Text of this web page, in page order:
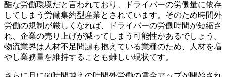
酷な労働環境だと言われており、ドライバーの労働量に依存
してしまう労働集約型産業とされています。そのため時間外
労働の規制が厳しくなれば、ドライバーの労働時間が短縮さ
れ、企業の売り上げが減ってしまう可能性があるでしょう。
物流業界は人材不足問題も抱えている業種のため、人材を増
やし業務量を維持することも難しい現状です。